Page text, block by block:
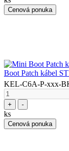
Cenová ponuka
Boot Patch kábel
KEL-C6A-P-xxx-
+ -
ks
Cenová ponuka